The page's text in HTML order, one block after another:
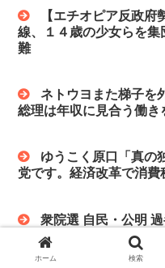
線、１４歳の少女らを
難
総理は年収に見合う働き
党です。経済改革で消費
衆院選 自民・公明
ホーム 検索